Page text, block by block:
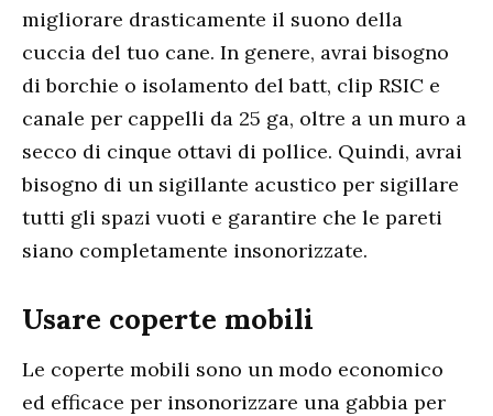
migliorare drasticamente il suono della
cuccia del tuo cane. In genere, avrai bisogno
di borchie o isolamento del batt, clip RSIC e
canale per cappelli da 25 ga, oltre a un muro a
secco di cinque ottavi di pollice. Quindi, avrai
bisogno di un sigillante acustico per sigillare
tutti gli spazi vuoti e garantire che le pareti
siano completamente insonorizzate.
Usare coperte mobili
Le coperte mobili sono un modo economico
ed efficace per insonorizzare una gabbia per